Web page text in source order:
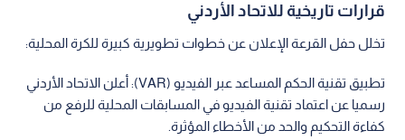
قرارات تاريخية للاتحاد الأردني
تخلل حفل القرعة الإعلان عن خطوات تطويرية كبيرة للكرة المحلية:
تطبيق تقنية الحكم المساعد عبر الفيديو (VAR): أعلن الاتحاد الأردني
رسميا عن اعتماد تقنية الفيديو في المسابقات المحلية للرفع من
كفاءة التحكيم والحد من الأخطاء المؤثرة.